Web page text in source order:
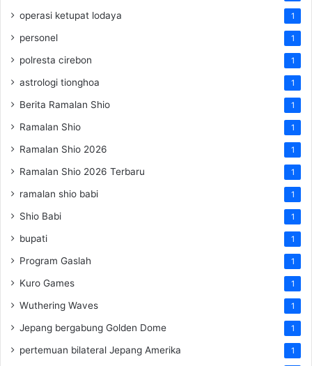
operasi ketupat lodaya 1
personel 1
polresta cirebon 1
astrologi tionghoa 1
Berita Ramalan Shio 1
Ramalan Shio 1
Ramalan Shio 2026 1
Ramalan Shio 2026 Terbaru 1
ramalan shio babi 1
Shio Babi 1
bupati 1
Program Gaslah 1
Kuro Games 1
Wuthering Waves 1
Jepang bergabung Golden Dome 1
pertemuan bilateral Jepang Amerika 1